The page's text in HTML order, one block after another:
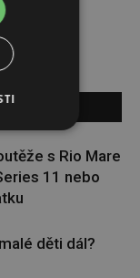
s Rio Mare
11 nebo
děti dál?